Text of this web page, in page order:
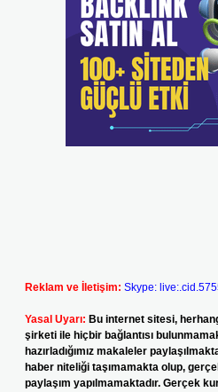
Reklam ve İletişim: Skype:
Yasal Uyarı: Bu internet sitesi,
şirketi ile hiçbir bağlantısı
hazırladığımız makaleler
haber niteliği taşımamakta olup,
paylaşım yapılmamaktadır. Gerçek